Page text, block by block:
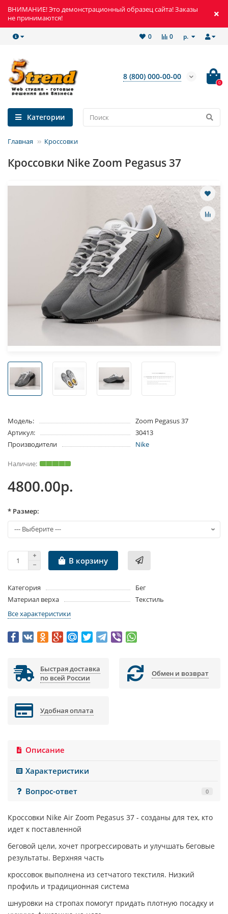
ВНИМАНИЕ! Это демонстрационный образец сайта! Заказы
не принимаются!
р.
0
0
8 (800) 000-00-00
0
Категории
Главная Кроссовки
Кроссовки Nike Zoom Pegasus 37
Модель:
Zoom Pegasus 37
Артикул:
30413
Производители
Nike
4800.00р.
* Размер:
В корзину
Категория
Бег
Материал верха
Текстиль
Все характеристики
Быстрая доставка
по всей России
Обмен и возврат
Удобная оплата
Описание
Характеристики
Вопрос-ответ
0
Кроссовки Nike Air Zoom Pegasus 37 - созданы для тех, кто
идет к поставленной
беговой цели, хочет прогрессировать и улучшать беговые
результаты. Верхняя часть
кроссовок выполнена из сетчатого текстиля. Низкий
профиль и традиционная система
шнуровки на стропах помогут придать плотную посадку и